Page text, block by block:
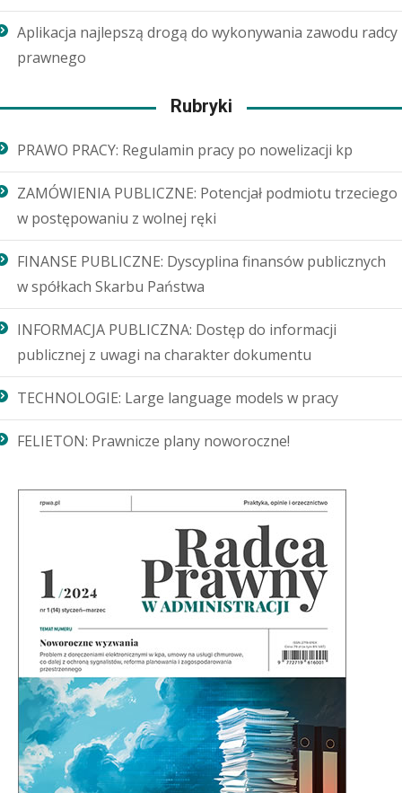
Aplikacja najlepszą drogą do wykonywania zawodu radcy
prawnego
Rubryki
PRAWO PRACY: Regulamin pracy po nowelizacji kp
ZAMÓWIENIA PUBLICZNE: Potencjał podmiotu trzeciego
w postępowaniu z wolnej ręki
FINANSE PUBLICZNE: Dyscyplina finansów publicznych
w spółkach Skarbu Państwa
INFORMACJA PUBLICZNA: Dostęp do informacji
publicznej z uwagi na charakter dokumentu
TECHNOLOGIE: Large language models w pracy
FELIETON: Prawnicze plany noworoczne!